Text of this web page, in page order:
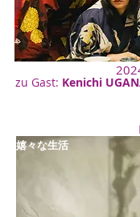
zu Gast: Kenichi
嬉々な生活